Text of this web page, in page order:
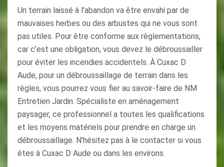
Un terrain laissé à l’abandon va être envahi par de
mauvaises herbes ou des arbustes qui ne vous sont
pas utiles. Pour être conforme aux règlementations,
car c’est une obligation, vous devez le débroussailler
pour éviter les incendies accidentels. À Cuxac D
Aude, pour un débroussaillage de terrain dans les
règles, vous pourrez vous fier au savoir-faire de NM
Entretien Jardin. Spécialiste en aménagement
paysager, ce professionnel a toutes les qualifications
et les moyens matériels pour prendre en charge un
débroussaillage. N’hésitez pas à le contacter si vous
êtes à Cuxac D Aude ou dans les environs.